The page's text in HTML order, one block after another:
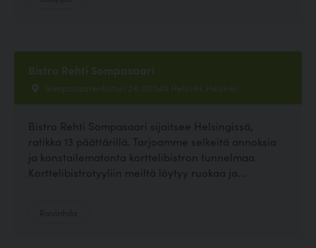
Bistro Rehti Sompasaari
Sompasaarenlaituri 24, 00540 Helsinki, Helsinki
Bistro Rehti Sompasaari sijaitsee Helsingissä,
ratikka 13 päättärillä. Tarjoamme selkeitä annoksia
ja konstailematonta korttelibistron tunnelmaa.
Korttelibistrotyyliin meiltä löytyy ruokaa ja...